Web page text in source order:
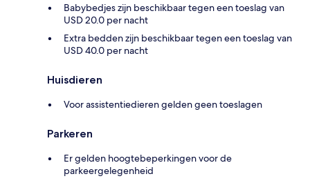
Babybedjes zijn beschikbaar tegen een toeslag van
USD 20.0 per nacht
Extra bedden zijn beschikbaar tegen een toeslag van
USD 40.0 per nacht
Huisdieren
Voor assistentiedieren gelden geen toeslagen
Parkeren
Er gelden hoogtebeperkingen voor de
parkeergelegenheid